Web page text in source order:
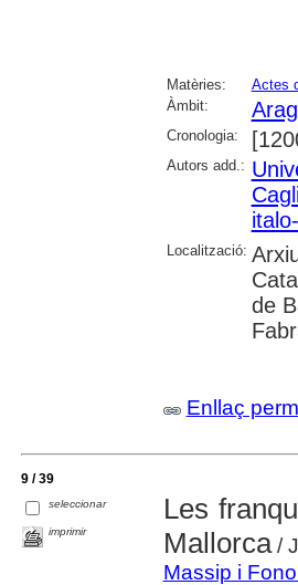
Matèries: Actes
Àmbit:
Cronologia:
Autors add.:
Localització:
de
Enllaç
9 / 39
seleccionar
imprimir
Les
Mallorca/
Massip i